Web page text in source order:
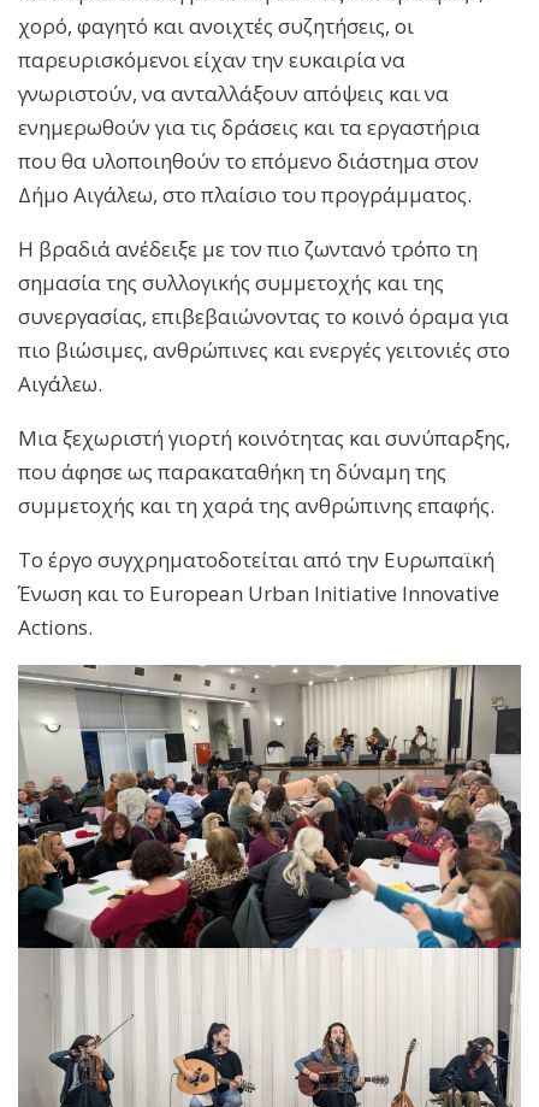
χορό, φαγητό και ανοιχτές συζητήσεις, οι
παρευρισκόμενοι είχαν την ευκαιρία να
γνωριστούν, να ανταλλάξουν απόψεις και να
ενημερωθούν για τις δράσεις και τα εργαστήρια
που θα υλοποιηθούν το επόμενο διάστημα στον
Δήμο Αιγάλεω, στο πλαίσιο του προγράμματος.
Η βραδιά ανέδειξε με τον πιο ζωντανό τρόπο τη
σημασία της συλλογικής συμμετοχής και της
συνεργασίας, επιβεβαιώνοντας το κοινό όραμα για
πιο βιώσιμες, ανθρώπινες και ενεργές γειτονιές στο
Αιγάλεω.
Μια ξεχωριστή γιορτή κοινότητας και συνύπαρξης,
που άφησε ως παρακαταθήκη τη δύναμη της
συμμετοχής και τη χαρά της ανθρώπινης επαφής.
Το έργο συγχρηματοδοτείται από την Ευρωπαϊκή
Ένωση και το European Urban Initiative Innovative
Actions.